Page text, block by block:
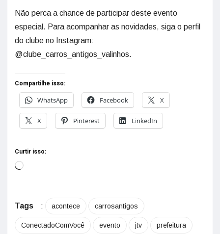
Não perca a chance de participar deste evento
especial. Para acompanhar as novidades, siga o perfil
do clube no Instagram:
@‌clube_carros_antigos_valinhos.
Compartilhe isso:
WhatsApp
Facebook X
X Pinterest LinkedIn
Curtir isso:
Tags : acontece carrosantigos
ConectadoComVocê evento jtv prefeitura